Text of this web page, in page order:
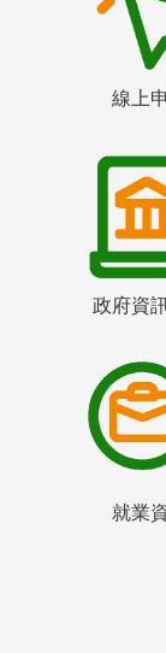
線上
政府資
就業